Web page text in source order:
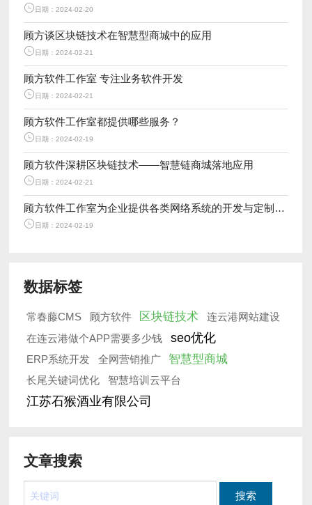
日期：2024-02-20
顾方谈区块链技术在智慧型商城中的应用
日期：2024-02-21
顾方软件工作室 专注业务软件开发
日期：2024-02-21
顾方软件工作室都提供哪些服务？
日期：2024-02-19
顾方软件深耕区块链技术——智慧链商城落地应用
日期：2024-02-21
顾方软件工作室为企业提供各类网络系统的开发与定制服务
日期：2024-02-19
数据标签
常春藤CMS 顾方软件 区块链技术
连云港网站建设
在连云港做个APP需要多少钱
seo优化
ERP系统开发 全网营销推广 智慧型商城
长尾关键词优化 智慧培训云平台
江苏石猴酒业有限公司
文章搜索